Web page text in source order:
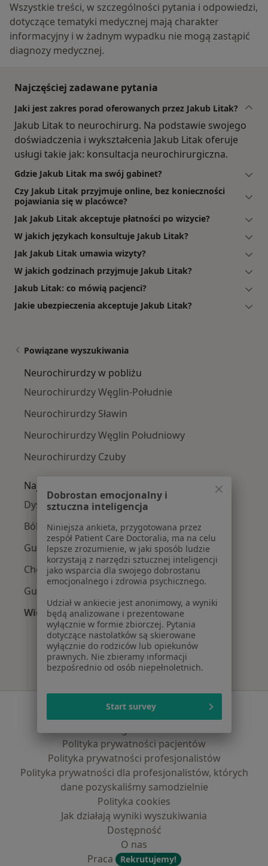
Wszystkie treści, w szczególności pytania i odpowiedzi,
dotyczące tematyki medycznej mają charakter
informacyjny i w żadnym wypadku nie mogą zastąpić
diagnozy medycznej.
Najczęściej zadawane pytania
Jaki jest zakres porad oferowanych przez Jakub Litak?
Jakub Litak to neurochirurg. Na podstawie swojego
doświadczenia i wykształcenia Jakub Litak oferuje
usługi takie jak: konsultacja neurochirurgiczna.
Gdzie Jakub Litak ma swój gabinet?
Czy Jakub Litak przyjmuje online, bez konieczności
pojawiania się w placówce?
Jak Jakub Litak akceptuje płatności po wizycie?
W jakich językach konsultuje Jakub Litak?
Jak Jakub Litak umawia wizyty?
W jakich godzinach przyjmuje Jakub Litak?
Jakub Litak: co mówią pacjenci?
Jakie ubezpieczenia akceptuje Jakub Litak?
Powiązane wyszukiwania
Neurochirurdzy w pobliżu
Neurochirurdzy Węglin-Południe
Neurochirurdzy Sławin
Neurochirurdzy Węglin Południowy
Neurochirurdzy Czuby
Najczęście leczone choroby
Dyskopatia w Lublinie
Bóle kręgosłupa w Lublinie
Guzy rdzenia kręgowego w Lublinie
Choroby kręgosłupa w Lublinie
Guzy mózgu w Lublinie
Więcej (15)
Więcej w kategorii: Najczęście leczone
Serwis
Polityka prywatności pacjentów
Polityka prywatności profesjonalistów
Polityka prywatności dla profesjonalistów, których
dane pozyskaliśmy samodzielnie
Polityka cookies
Jak działają wyniki wyszukiwania
Dostępność
O nas
Praca
Rekrutujemy!
Dobrostan emocjonalny i
sztuczna inteligencja
Niniejsza ankieta, przygotowana przez
zespół Patient Care Doctoralia, ma na celu
lepsze zrozumienie, w jaki sposób ludzie
korzystają z narzędzi sztucznej inteligencji
jako wsparcia dla swojego dobrostanu
emocjonalnego i zdrowia psychicznego.
Udział w ankiecie jest anonimowy, a wyniki
będą analizowane i prezentowane
wyłącznie w formie zbiorczej. Pytania
dotyczące nastolatków są skierowane
wyłącznie do rodziców lub opiekunów
prawnych. Nie zbieramy informacji
bezpośrednio od osób niepełnoletnich.
Start survey